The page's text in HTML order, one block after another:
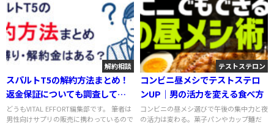
解約相談
スパルトT5の解約方法まとめ！
返金保証についても調査してみ
た
どうもVITAL EFFORT編集部です。 筆者は
男性向けサプリの販売に携わっているので
テストステロン
コンビニ昼メシでテストステロ
ンUP｜男の活力を変える食べ方
コンビニの昼メシ選びで午後の集中力と夜
の活力は変わる。菓子パンやカップ麺だ